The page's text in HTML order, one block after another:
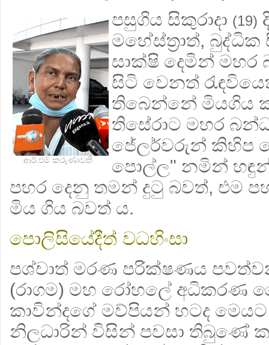
ආර්.එම් කරුණාවති
පසුගිය සිකුරාදා (19)
මහේස්ත්‍රාත්,
සාක්ෂි දෙමින් මහර
සිටි වෙනත්
තිබෙන්නේ මියගිය
තිසේරාට මහර
ජේලර්වරුන් කිහිප
පොල්ල" නමින්
පහර දෙනු තමන් දුටු බවත්, එම
මිය ගිය බවත් ය.
පොලිසියේදීත් වධහිංසා
පශ්චාත් මරණ පරික්ෂණය
(රාගම) මහ රෝහලේ අධිකරණ
කාවින්දගේ මව්පියන් හටද මෙයට
නිලධාරින් විසින් පවසා තිබුණේ